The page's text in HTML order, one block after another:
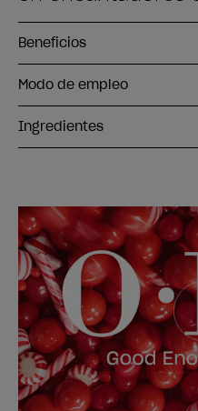
Beneficios
Modo de empleo
Ingredientes